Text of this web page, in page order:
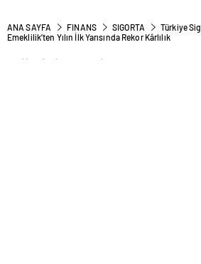
ANA SAYFA FINANS SIGORTA
Türkiye
Emeklilik’ten Yılın İlk Yarısında Rekor Kârlılık
Türkiye Sigorta ve